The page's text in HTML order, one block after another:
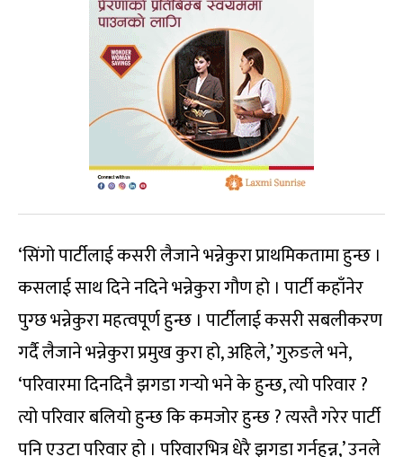
‘सिंगो पार्टीलाई कसरी लैजाने भन्नेकुरा प्राथमिकतामा हुन्छ ।
कसलाई साथ दिने नदिने भन्नेकुरा गौण हो । पार्टी कहाँनेर
पुग्छ भन्नेकुरा महत्वपूर्ण हुन्छ । पार्टीलाई कसरी सबलीकरण
गर्दै लैजाने भन्नेकुरा प्रमुख कुरा हो, अहिले,’ गुरुङले भने,
‘परिवारमा दिनदिनै झगडा गर्‍यो भने के हुन्छ, त्यो परिवार ?
त्यो परिवार बलियो हुन्छ कि कमजोर हुन्छ ? त्यस्तै गरेर पार्टी
पनि एउटा परिवार हो । परिवारभित्र धेरै झगडा गर्नहुन्न,’ उनले